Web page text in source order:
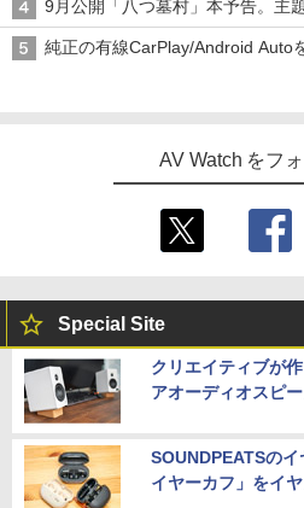
9月公開「八つ墓村」本予告。主
純正の有線CarPlay/Android Auto
AV Watch をフ
Special Site
クリエイティブが
アオーディオスピ
SOUNDPEATSの
イヤーカフ」をイ